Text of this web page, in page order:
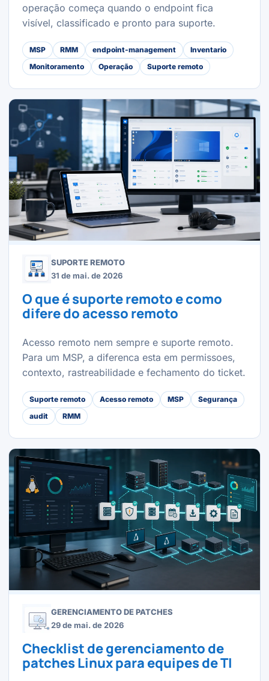
operação começa quando o endpoint fica
visível, classificado e pronto para suporte.
MSP RMM endpoint-management
Inventario
Monitoramento
Operação Suporte remoto
SUPORTE REMOTO
31 de mai. de 2026
O que é suporte remoto e como
difere do acesso remoto
Acesso remoto nem sempre e suporte remoto.
Para um MSP, a diferenca esta em permissoes,
contexto, rastreabilidade e fechamento do ticket.
Suporte remoto Acesso remoto MSP
Segurança
audit
RMM
GERENCIAMENTO DE PATCHES
29 de mai. de 2026
Checklist de gerenciamento de
patches Linux para equipes de TI